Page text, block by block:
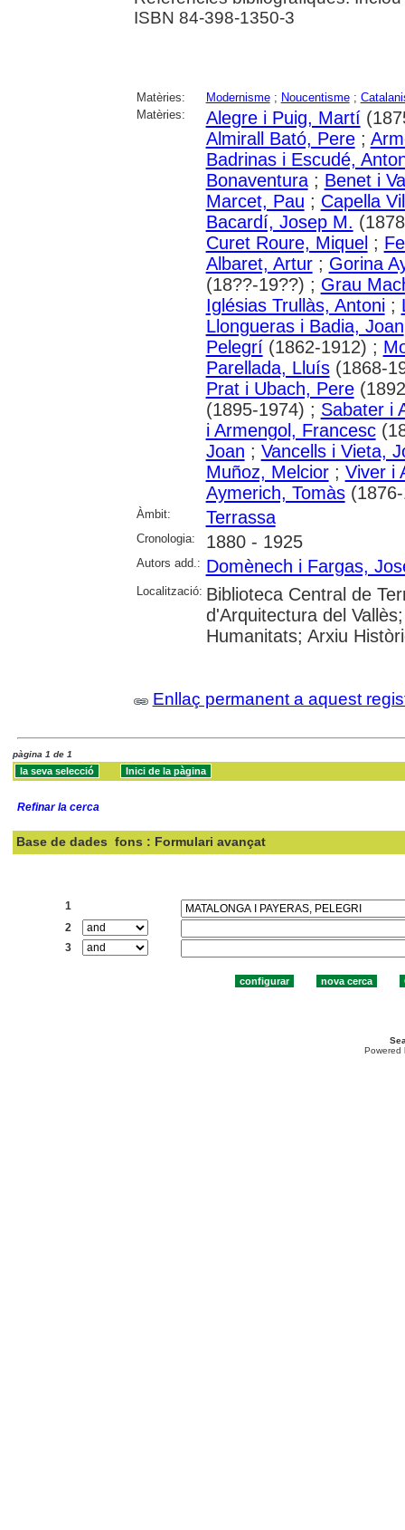
ISBN 84-398-1350-3
Matèries: Modernisme; Noucentisme;
Matèries:
Alegre i Puig, Martí
Almirall Bató, Pere;
Badrinas i Escudé,
Bonaventura; Benet i
Marcet, Pau ; Capella
Bacardí, Josep M.
Curet Roure, Miquel ;
Albaret, Artur; Gorina
(18??-19??) ; Grau
Iglésias Trullàs, Antoni;
Llongueras i Badia, Joan
Pelegrí(1862-1912) ;
Parellada, Lluís(1868-
Prat i Ubach, Pere
(1895-1974) ; Sabater i
i Armengol, Francesc
Joan ; Vancells i Vieta,
Muñoz, Melcior; Viver i
Aymerich, Tomàs(1876-
Àmbit: Terrassa
Cronologia: 1880 - 1925
Autors add.: Domènech i Fargas,
Localització: Biblioteca Central de
d'Arquitectura del
Humanitats; Arxiu
Enllaç permanent a aquest
pàgina 1 de 1
Refinar la cerca
Base de dades fons : Formulari avançat
1
2
3
Powered